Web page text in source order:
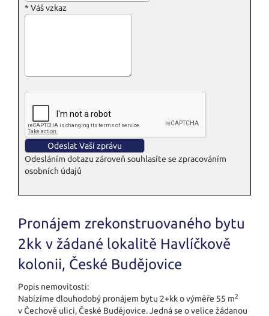
* Váš vzkaz
Odesláním dotazu zároveň souhlasíte se zpracováním
osobních údajů
Pronájem zrekonstruovaného bytu
2kk v žádané lokalitě Havlíčkově
kolonii, České Budějovice
Popis nemovitosti:
Nabízíme dlouhodobý pronájem bytu 2+kk o výměře 55 m2
v Čechově ulici, České Budějovice. Jedná se o velice žádanou